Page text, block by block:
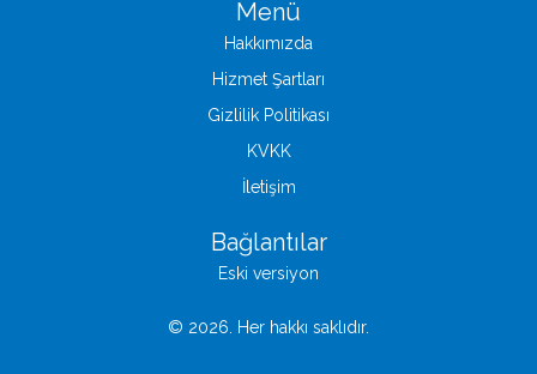
Menü
Hakkımızda
Hizmet Şartları
Gizlilik Politikası
KVKK
İletişim
Bağlantılar
Eski versiyon
© 2026. Her hakkı saklıdır.